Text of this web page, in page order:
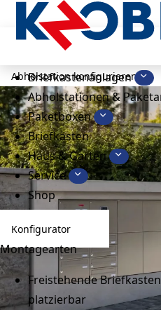
Briefkastenanlagen
Abholstationen &
Paketboxen
Briefkästen
Haus & Garten
Service
Shop
Konfigurator
Montagearten
Freistehende
platzierbar
KNOPAK mit PAKETIN
Paketanlage und
Abholstation konfigurieren